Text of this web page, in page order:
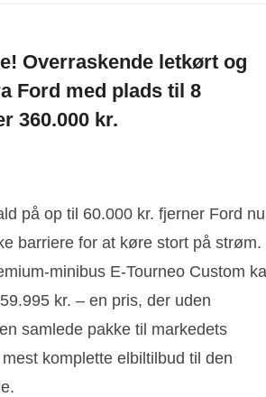
Overraskende letkørt og
Ford med plads til 8
360.000 kr.
på op til 60.000 kr. fjerner Ford nu
barriere for at køre stort på strøm.
minibus E-Tourneo Custom
kr. – en pris, der uden
samlede pakke til markedets
komplette elbiltilbud til den